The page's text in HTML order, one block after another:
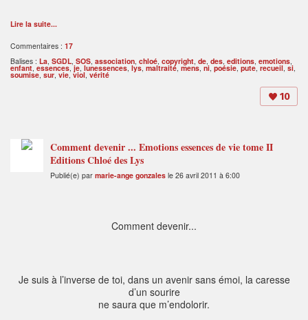
Lire la suite...
Commentaires : 17
Balises : La, SGDL, SOS, association, chloé, copyright, de, des, editions, emotions,
enfant, essences,je, lunessences, lys, maltraité, mens, ni, poésie, pute, recueil, si,
soumise, sur, vie, viol, vérité
10
Comment devenir ... Emotions essences de vie tome II
Editions Chloé des Lys
Publié(e) par marie-ange gonzales le 26 avril 2011 à 6:00
Comment devenir...
Je suis à l’inverse de toi, dans un avenir sans émoi, la caresse
d’un sourire
ne saura que m’endolorir.